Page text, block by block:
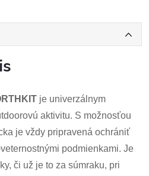
je univerzálnym
aktivitu. S možnosťou
je vždy pripravená ochrániť
podmienkami. Je
či už je to za súmraku, pri